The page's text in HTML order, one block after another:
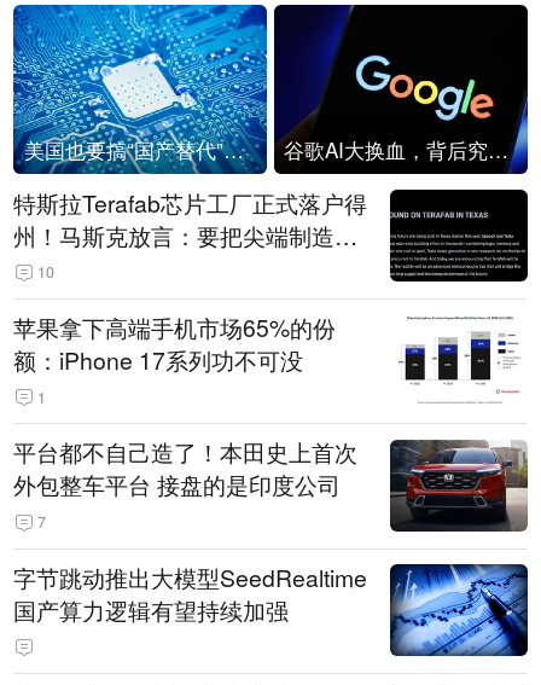
美国也要搞“国产替代”？先算清三笔账 谷歌AI大换血，背后究竟发生了什么？
特斯拉Terafab芯片工厂正式落户得
州！马斯克放言：要把尖端制造带
回美国
10
苹果拿下高端手机市场65%的份
额：iPhone 17系列功不可没
1
平台都不自己造了！本田史上首次
外包整车平台 接盘的是印度公司
7
字节跳动推出大模型SeedRealtime
国产算力逻辑有望持续加强